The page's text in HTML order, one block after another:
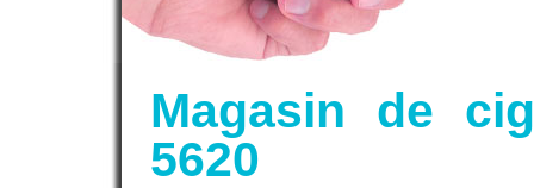
Magasin de
5620